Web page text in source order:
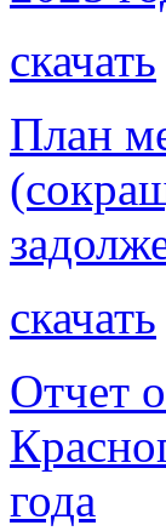
скачать
План
скачать
Отчет
года